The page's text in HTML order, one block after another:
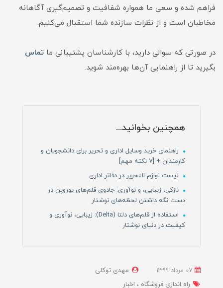
فراهم شده و سعی ما همواره شفافیت و تصمیم‌گیری آگاهانه
مخاطبان است و از نظرات سازنده شما استقبال می‌کنیم.
در صورتی که سوالی دارید، با کارشناسان پشتیبانی ما تماس
بگیرید تا از راهنمایی آن‌ها بهره‌مند شوید.
همچنین بخوانید...
راهنمای خرید وسایل اداری و تحریر برای دانشجویان و
کارمندان + [7 نکته مهم]
لیست لوازم التحریر در دفاتر اداری
نازکی، زیبایی، و نوآوری: جادوی قلم‌های یوروپن در
دست نگه داشتن لحظه‌های نوشتار
استفاده از قلم‌های دلتا (Delta): زیبایی، نوآوری و
کیفیت در دنیای نوشتار
مهدی توکلی
راه اندازی فروشگاه
اخبار